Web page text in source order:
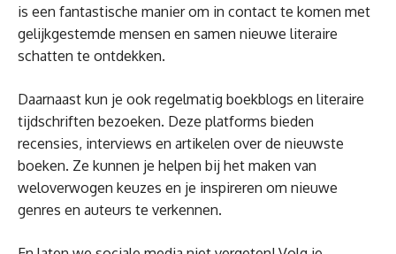
is een fantastische manier om in contact te komen met
gelijkgestemde mensen en samen nieuwe literaire
schatten te ontdekken.
Daarnaast kun je ook regelmatig boekblogs en literaire
tijdschriften bezoeken. Deze platforms bieden
recensies, interviews en artikelen over de nieuwste
boeken. Ze kunnen je helpen bij het maken van
weloverwogen keuzes en je inspireren om nieuwe
genres en auteurs te verkennen.